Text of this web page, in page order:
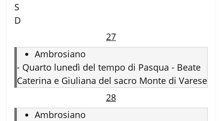
S
D
27
Ambrosiano
- Quarto lunedì del tempo di Pasqua - Beate
Caterina e Giuliana del sacro Monte di Varese
28
Ambrosiano